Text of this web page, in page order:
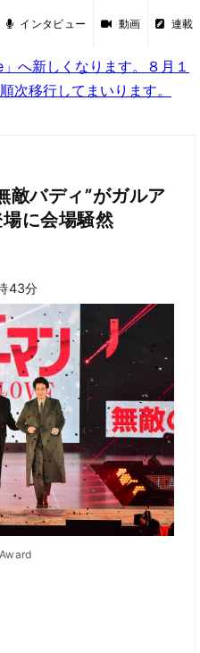
インタビュー 動画 連載
へ新しくなります。８月１
次移行してまいります。
敵バディ”がガルア
に会場騒然
43分